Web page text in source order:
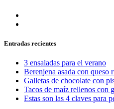
Entradas recientes
3 ensaladas para el verano
Berenjena asada con queso
Galletas de chocolate con
Tacos de maíz rellenos con
Estas son las 4 claves para